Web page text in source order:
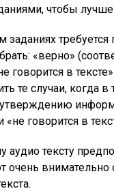
чтобы
заданиях
«верно»
говорится в
те случаи, когда
говорится в
аудио тексту
очень